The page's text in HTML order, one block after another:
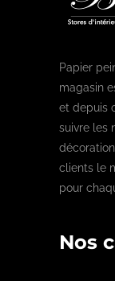
Papier
magasin
et depuis
suivre les
clients le
pour
Nos